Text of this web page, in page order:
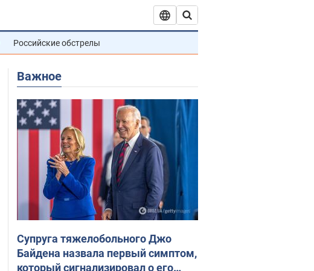
Российские обстрелы
Важное
Супруга тяжелобольного Джо
Байдена назвала первый симптом,
который сигнализировал о его